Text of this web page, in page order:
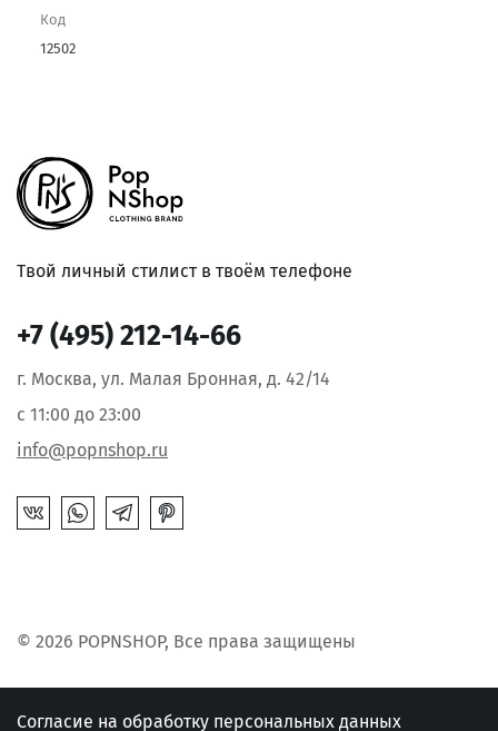
Код
12502
Твой личный стилист в твоём телефоне
© 2026 POPNSHOP, Все права защищены
+7 (495) 212-14-66
г. Москва, ул. Малая Бронная, д. 42/14
с 11:00 до 23:00
info@popnshop.ru
Согласие на обработку персональных данных